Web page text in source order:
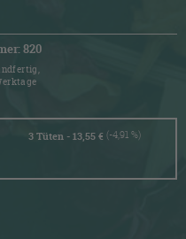
820
3 Tüten - 13,55 € (-4,91 %)